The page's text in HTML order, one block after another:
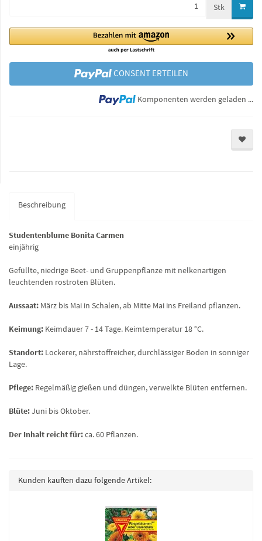
Stk
CONSENT ERTEILEN
Komponenten werden geladen ...
Beschreibung
Studentenblume Bonita Carmen
einjährig
Gefüllte, niedrige Beet- und Gruppenpflanze mit nelkenartigen
leuchtenden rostroten Blüten.
Aussaat: März bis Mai in Schalen, ab Mitte Mai ins Freiland pflanzen.
Keimung: Keimdauer 7 - 14 Tage. Keimtemperatur 18 °C.
Standort: Lockerer, nährstoffreicher, durchlässiger Boden in sonniger
Lage.
Pflege: Regelmäßig gießen und düngen, verwelkte Blüten entfernen.
Blüte:Juni bis Oktober.
Der Inhalt reicht für:ca. 60 Pflanzen.
Kunden kauften dazu folgende Artikel: